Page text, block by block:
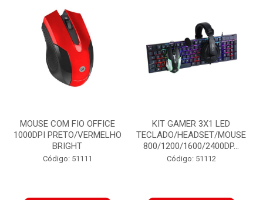
MOUSE COM FIO OFFICE
1000DPI PRETO/VERMELHO
BRIGHT
Código: 51111
KIT GAMER 3X1 LED
TECLADO/HEADSET/MOUSE
800/1200/1600/2400DP...
Código: 51112